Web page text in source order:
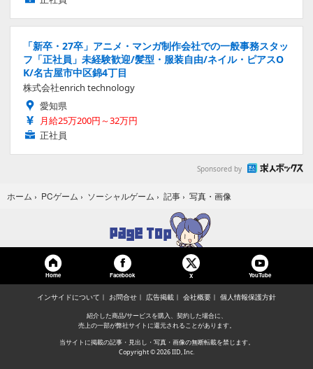
「新卒・27卒」アニメ・マンガ制作会社での一般事務スタッ
フ「正社員」未経験歓迎/髪型・服装自由/ネイル・ピアスO
K/名古屋市中区錦4丁目
株式会社enrich technology
愛知県
月給25万200円～32万円
正社員
Sponsored by
ホーム › PCゲーム › ソーシャルゲーム › 記事 › 写真・画像
Home Facebook X YouTube
インサイドについて お問合せ 広告掲載 会社概要 個人情報保護方針
紹介した商品/サービスを購入、契約した場合に、
売上の一部が弊社サイトに還元されることがあります。
当サイトに掲載の記事・見出し・写真・画像の無断転載を禁じます。
Copyright © 2026 IID, Inc.